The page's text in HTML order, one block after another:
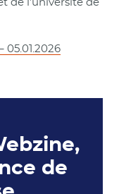
de l’université de
05.01.2026
de